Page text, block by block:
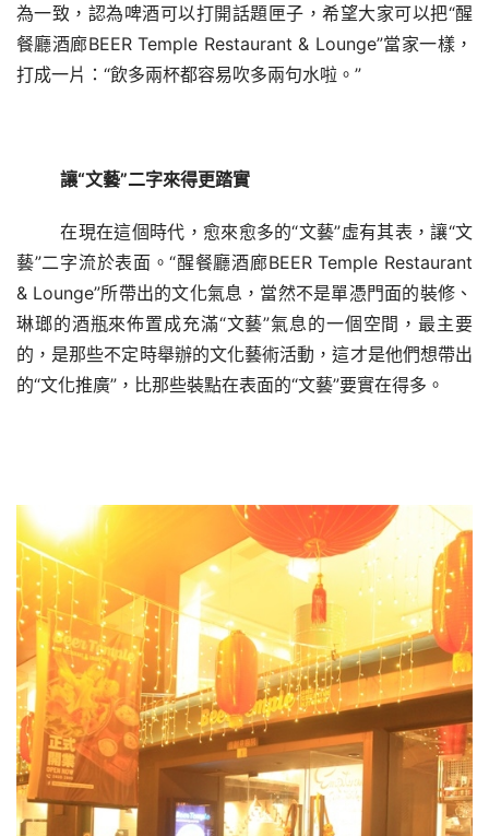
為一致，認為啤酒可以打開話題匣子，希望大家可以把“醒
餐廳酒廊BEER Temple Restaurant & Lounge”當家一樣，
打成一片：“飲多兩杯都容易吹多兩句水啦。”
讓“文藝”二字來得更踏實
在現在這個時代，愈來愈多的“文藝”虛有其表，讓“文
藝”二字流於表面。“醒餐廳酒廊BEER Temple Restaurant
& Lounge”所帶出的文化氣息，當然不是單憑門面的裝修、
琳瑯的酒瓶來佈置成充滿“文藝”氣息的一個空間，最主要
的，是那些不定時舉辦的文化藝術活動，這才是他們想帶出
的“文化推廣”，比那些裝點在表面的“文藝”要實在得多。